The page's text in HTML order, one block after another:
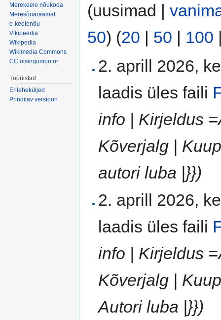
(uusimad |
50) (20 | 50 | 100
2. aprill 2026,
laadis üles faili
info | Kirjeldus
Kõverjalg |
autori luba |}})
2. aprill 2026,
laadis üles faili
info | Kirjeldus
Kõverjalg |
Autori luba |}})
Merekeele nõukoda
Meresõnaraamat
e-keelenõu
Vikipeedia
Wikipedia
Wikimedia Commons
CC otsingumootor
Tööriistad
Erileheküljed
Prinditav versioon